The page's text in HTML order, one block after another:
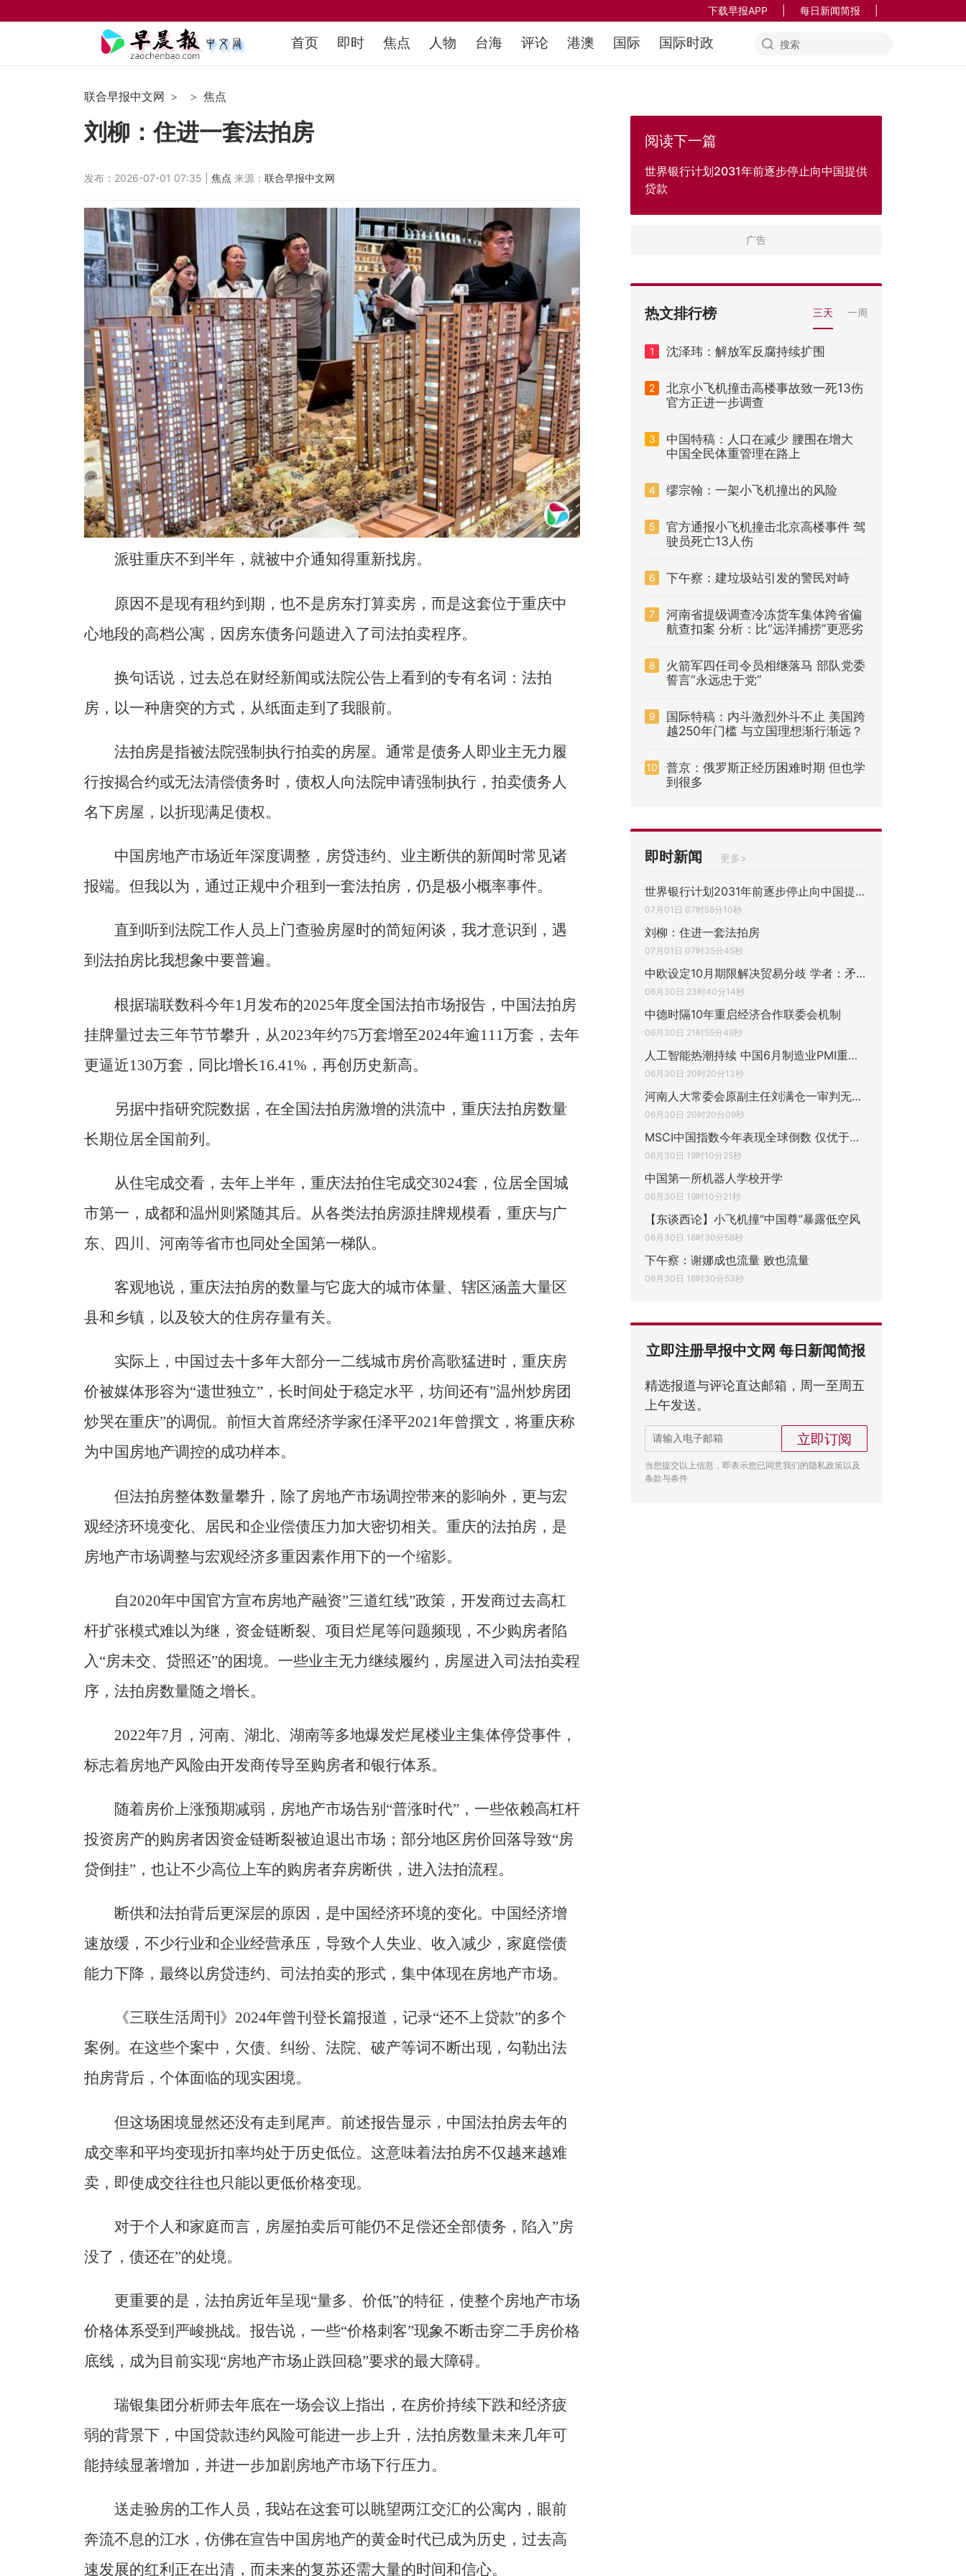
下载早报APP 每日新闻简报
首页 即时 焦点 人物 台海 评论 港澳 国际 国际时政
联合早报中文网 焦点
刘柳：住进一套法拍房
发布：2026-07-01 07:35 | 焦点 来源： 联合早报中文网
派驻重庆不到半年，就被中介通知得重新找房。
原因不是现有租约到期，也不是房东打算卖房，而是这套位于重庆中
心地段的高档公寓，因房东债务问题进入了司法拍卖程序。
换句话说，过去总在财经新闻或法院公告上看到的专有名词：法拍
房，以一种唐突的方式，从纸面走到了我眼前。
法拍房是指被法院强制执行拍卖的房屋。通常是债务人即业主无力履
行按揭合约或无法清偿债务时，债权人向法院申请强制执行，拍卖债务人
名下房屋，以折现满足债权。
中国房地产市场近年深度调整，房贷违约、业主断供的新闻时常见诸
报端。但我以为，通过正规中介租到一套法拍房，仍是极小概率事件。
直到听到法院工作人员上门查验房屋时的简短闲谈，我才意识到，遇
到法拍房比我想象中要普遍。
根据瑞联数科今年1月发布的2025年度全国法拍市场报告，中国法拍房
挂牌量过去三年节节攀升，从2023年约75万套增至2024年逾111万套，去年
更逼近130万套，同比增长16.41%，再创历史新高。
另据中指研究院数据，在全国法拍房激增的洪流中，重庆法拍房数量
长期位居全国前列。
从住宅成交看，去年上半年，重庆法拍住宅成交3024套，位居全国城
市第一，成都和温州则紧随其后。从各类法拍房源挂牌规模看，重庆与广
东、四川、河南等省市也同处全国第一梯队。
客观地说，重庆法拍房的数量与它庞大的城市体量、辖区涵盖大量区
县和乡镇，以及较大的住房存量有关。
实际上，中国过去十多年大部分一二线城市房价高歌猛进时，重庆房
价被媒体形容为“遗世独立”，长时间处于稳定水平，坊间还有”温州炒房团
炒哭在重庆”的调侃。前恒大首席经济学家任泽平2021年曾撰文，将重庆称
为中国房地产调控的成功样本。
但法拍房整体数量攀升，除了房地产市场调控带来的影响外，更与宏
观经济环境变化、居民和企业偿债压力加大密切相关。重庆的法拍房，是
房地产市场调整与宏观经济多重因素作用下的一个缩影。
自2020年中国官方宣布房地产融资”三道红线”政策，开发商过去高杠
杆扩张模式难以为继，资金链断裂、项目烂尾等问题频现，不少购房者陷
入“房未交、贷照还”的困境。一些业主无力继续履约，房屋进入司法拍卖程
序，法拍房数量随之增长。
2022年7月，河南、湖北、湖南等多地爆发烂尾楼业主集体停贷事件，
标志着房地产风险由开发商传导至购房者和银行体系。
随着房价上涨预期减弱，房地产市场告别“普涨时代”，一些依赖高杠杆
投资房产的购房者因资金链断裂被迫退出市场；部分地区房价回落导致“房
贷倒挂”，也让不少高位上车的购房者弃房断供，进入法拍流程。
断供和法拍背后更深层的原因，是中国经济环境的变化。中国经济增
速放缓，不少行业和企业经营承压，导致个人失业、收入减少，家庭偿债
能力下降，最终以房贷违约、司法拍卖的形式，集中体现在房地产市场。
《三联生活周刊》2024年曾刊登长篇报道，记录“还不上贷款”的多个
案例。在这些个案中，欠债、纠纷、法院、破产等词不断出现，勾勒出法
拍房背后，个体面临的现实困境。
但这场困境显然还没有走到尾声。前述报告显示，中国法拍房去年的
成交率和平均变现折扣率均处于历史低位。这意味着法拍房不仅越来越难
卖，即使成交往往也只能以更低价格变现。
对于个人和家庭而言，房屋拍卖后可能仍不足偿还全部债务，陷入”房
没了，债还在”的处境。
更重要的是，法拍房近年呈现“量多、价低”的特征，使整个房地产市场
价格体系受到严峻挑战。报告说，一些“价格刺客”现象不断击穿二手房价格
底线，成为目前实现“房地产市场止跌回稳”要求的最大障碍。
瑞银集团分析师去年底在一场会议上指出，在房价持续下跌和经济疲
弱的背景下，中国贷款违约风险可能进一步上升，法拍房数量未来几年可
能持续显著增加，并进一步加剧房地产市场下行压力。
送走验房的工作人员，我站在这套可以眺望两江交汇的公寓内，眼前
奔流不息的江水，仿佛在宣告中国房地产的黄金时代已成为历史，过去高
速发展的红利正在出清，而未来的复苏还需大量的时间和信心。
阅读下一篇
世界银行计划2031年前逐步停止向中国提供
贷款
热文排行榜 三天 一周
1 沈泽玮：解放军反腐持续扩围
2
北京小飞机撞击高楼事故致一死13伤
官方正进一步调查
3
中国特稿：人口在减少 腰围在增大
中国全民体重管理在路上
4 缪宗翰：一架小飞机撞出的风险
5
官方通报小飞机撞击北京高楼事件 驾
驶员死亡13人伤
6 下午察：建垃圾站引发的警民对峙
7
河南省提级调查冷冻货车集体跨省偏
航查扣案 分析：比“远洋捕捞”更恶劣
8
火箭军四任司令员相继落马 部队党委
誓言“永远忠于党”
9
国际特稿：内斗激烈外斗不止 美国跨
越250年门槛 与立国理想渐行渐远？
10
普京：俄罗斯正经历困难时期 但也学
到很多
即时新闻 更多>
世界银行计划2031年前逐步停止向中国提供贷
07月01日 07时58分10秒
刘柳：住进一套法拍房
07月01日 07时35分45秒
中欧设定10月期限解决贸易分歧 学者：矛盾
06月30日 23时40分14秒
中德时隔10年重启经济合作联委会机制
06月30日 21时55分49秒
人工智能热潮持续 中国6月制造业PMI重回扩
06月30日 20时20分13秒
河南人大常委会原副主任刘满仓一审判无期徒
06月30日 20时20分09秒
MSCI中国指数今年表现全球倒数 仅优于印尼
06月30日 19时10分25秒
中国第一所机器人学校开学
06月30日 19时10分21秒
【东谈西论】小飞机撞“中国尊”暴露低空风
06月30日 18时30分58秒
下午察：谢娜成也流量 败也流量
06月30日 18时30分53秒
立即注册早报中文网 每日新闻简报
精选报道与评论直达邮箱，周一至周五
上午发送。
立即订阅
当您提交以上信息，即表示您已同意我们的隐私政策以及
条款与条件